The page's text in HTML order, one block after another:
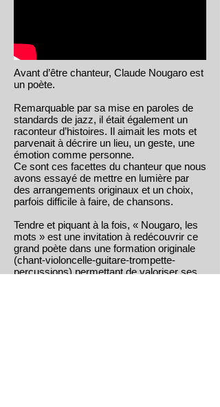
Avant d’être chanteur, Claude Nougaro est
un poète.
Remarquable par sa mise en paroles de
standards de jazz, il était également un
raconteur d’histoires. Il aimait les mots et
parvenait à décrire un lieu, un geste, une
émotion comme personne.
Ce sont ces facettes du chanteur que nous
avons essayé de mettre en lumière par
des arrangements originaux et un choix,
parfois difficile à faire, de chansons.
Tendre et piquant à la fois, « Nougaro, les
mots » est une invitation à redécouvrir ce
grand poète dans une formation originale
(chant-violoncelle-guitare-trompette-
percussions) permettant de valoriser ses